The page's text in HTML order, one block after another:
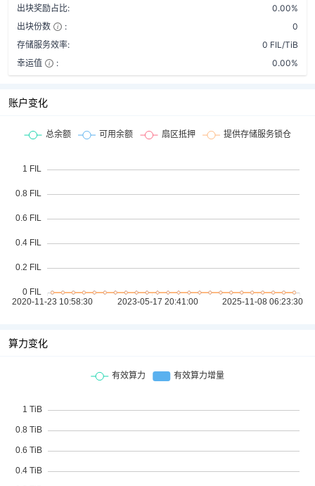
出块奖励占比:
0.00%
出块份数
:
0
存储服务效率:
0 FIL/TiB
幸运值
: 0.00%
账户变化
算力变化